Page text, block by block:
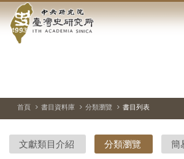
到中
央
院-
臺
首頁 書目資料庫 分類瀏覽 書目列表
文獻類目介紹 分類瀏覽 簡